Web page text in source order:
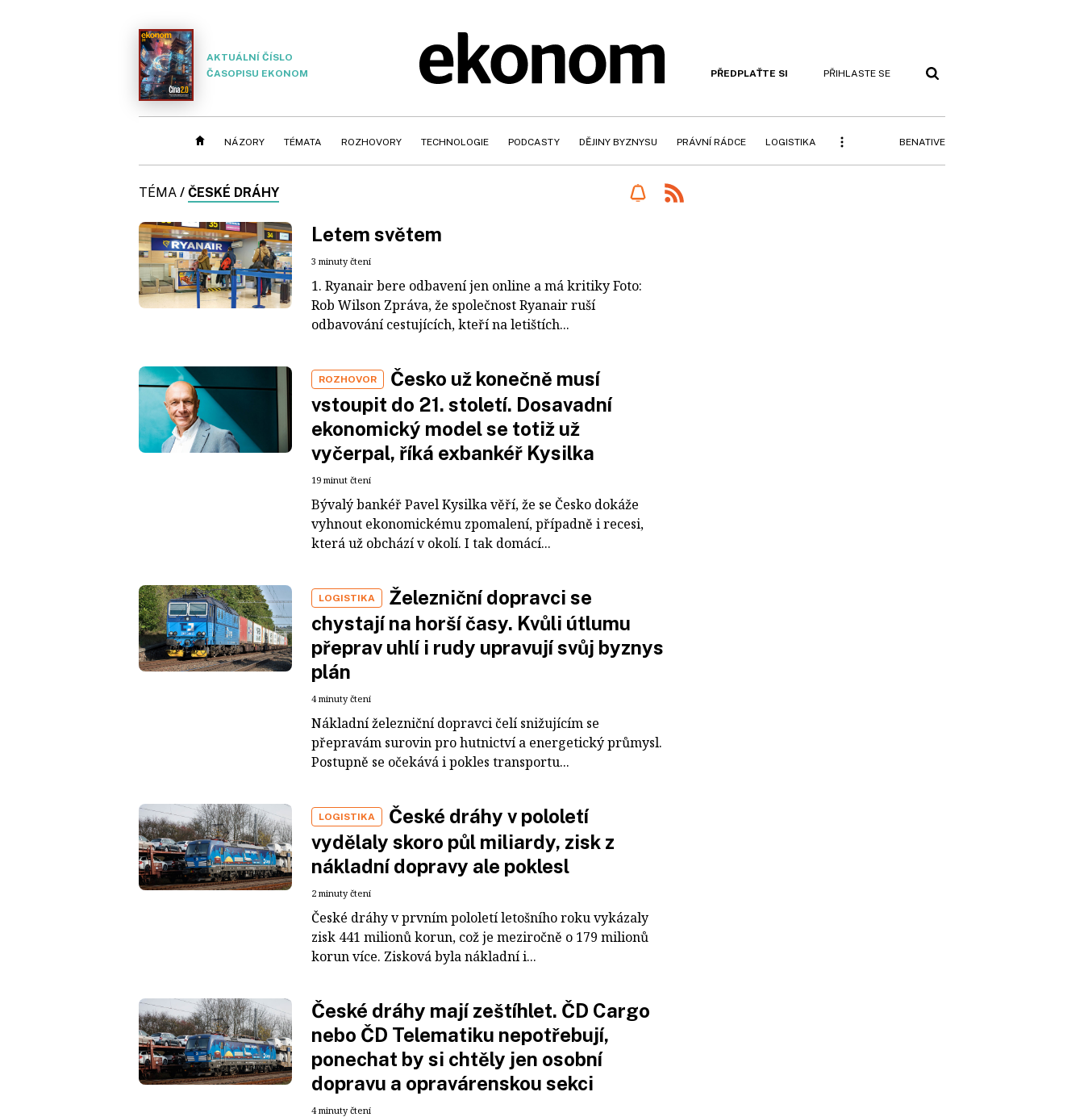
AKTUÁLNÍ ČÍSLO
ČASOPISU EKONOM
PŘEDPLAŤTE SI PŘIHLASTE SE
NÁZORY TÉMATA ROZHOVORY TECHNOLOGIE PODCASTY DĚJINY BYZNYSU PRÁVNÍ RÁDCE LOGISTIKA BENATIVE
TÉMA / ČESKÉ DRÁHY
Letem světem
3 minuty čtení
1. Ryanair bere odbavení jen online a má kritiky Foto:
Rob Wilson Zpráva, že společnost Ryanair ruší
odbavování cestujících, kteří na letištích...
ROZHOVOR
Česko už konečně musí
vstoupit do 21. století. Dosavadní
ekonomický model se totiž už
vyčerpal, říká exbankéř Kysilka
19 minut čtení
Bývalý bankéř Pavel Kysilka věří, že se Česko dokáže
vyhnout ekonomickému zpomalení, případně i recesi,
která už obchází v okolí. I tak domácí...
LOGISTIKA
Železniční dopravci se
chystají na horší časy. Kvůli útlumu
přeprav uhlí i rudy upravují svůj byznys
plán
4 minuty čtení
Nákladní železniční dopravci čelí snižujícím se
přepravám surovin pro hutnictví a energetický průmysl.
Postupně se očekává i pokles transportu...
LOGISTIKA
České dráhy v pololetí
vydělaly skoro půl miliardy, zisk z
nákladní dopravy ale poklesl
2 minuty čtení
České dráhy v prvním pololetí letošního roku vykázaly
zisk 441 milionů korun, což je meziročně o 179 milionů
korun více. Zisková byla nákladní i...
České dráhy mají zeštíhlet. ČD Cargo
nebo ČD Telematiku nepotřebují,
ponechat by si chtěly jen osobní
dopravu a opravárenskou sekci
4 minuty čtení